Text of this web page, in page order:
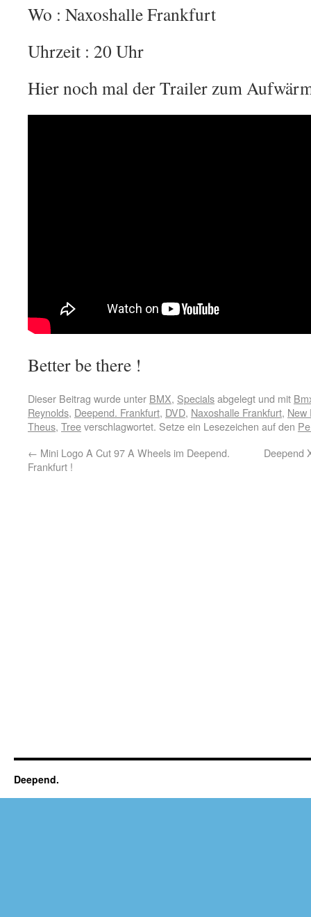
Wo : Naxoshalle Frankfurt
Uhrzeit : 20 Uhr
Hier noch mal der Trailer zum
Better be there !
Dieser Beitrag wurde unter BMX, Specialsabgelegt und mit
Reynolds, Deepend. Frankfurt, DVD, Naxoshalle Frankfurt, New
Theus, Treeverschlagwortet. Setze ein Lesezeichen auf den
← Mini Logo A Cut 97 A Wheels im Deepend.
Frankfurt !
Deepend
Deepend.